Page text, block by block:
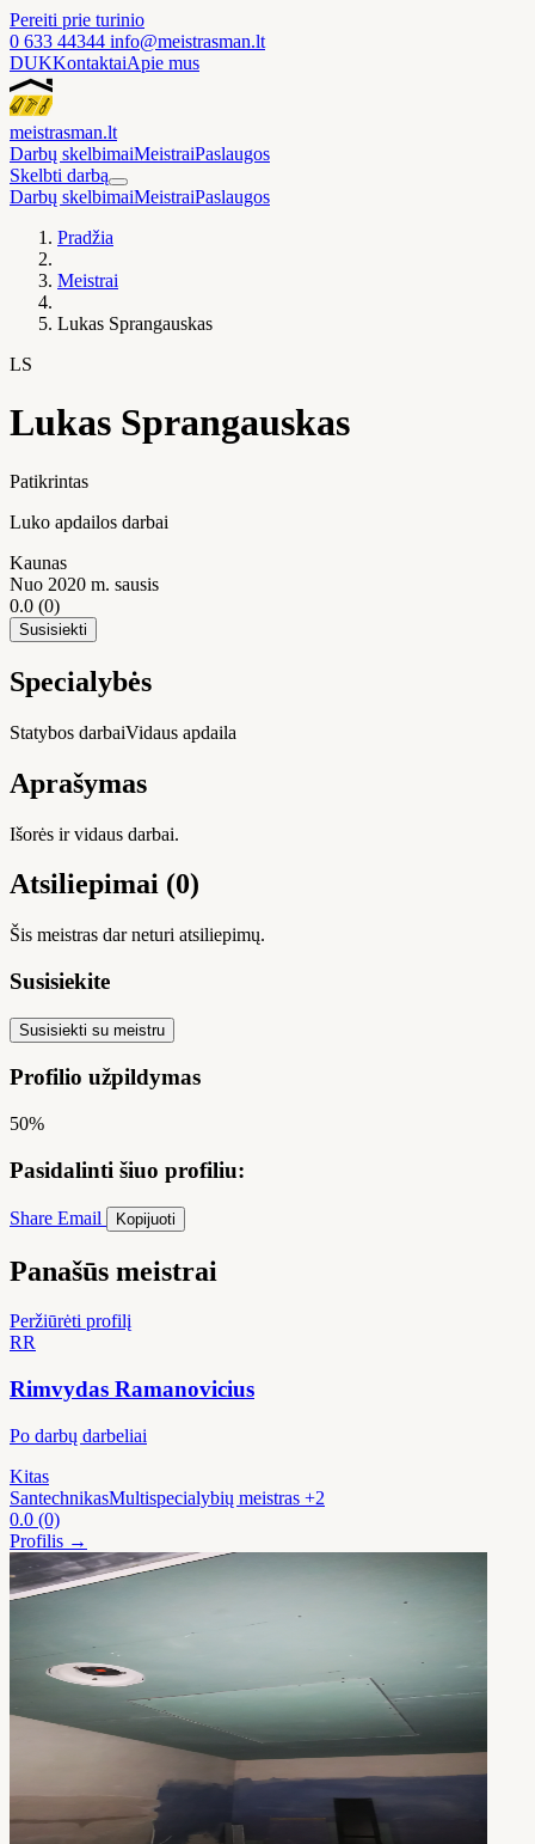
Pereiti prie turinio
0 633 44344 info@meistrasman.lt
DUKKontaktaiApie mus
meistrasman.lt
Darbų skelbimaiMeistraiPaslaugos
Skelbti darbą
Darbų skelbimaiMeistraiPaslaugos
Pradžia
Meistrai
Lukas Sprangauskas
LS
Lukas Sprangauskas
Patikrintas
Luko apdailos darbai
Kaunas
Nuo 2020 m. sausis
0.0 (0)
Susisiekti
Specialybės
Statybos darbaiVidaus apdaila
Aprašymas
Išorės ir vidaus darbai.
Atsiliepimai (0)
Šis meistras dar neturi atsiliepimų.
Susisiekite
Susisiekti su meistru
Profilio užpildymas
50%
Pasidalinti šiuo profiliu:
Share Email Kopijuoti
Panašūs meistrai
Peržiūrėti profilį
RR
Rimvydas Ramanovicius
Po darbų darbeliai
Kitas
SantechnikasMultispecialybių meistras +2
0.0 (0)
Profilis →